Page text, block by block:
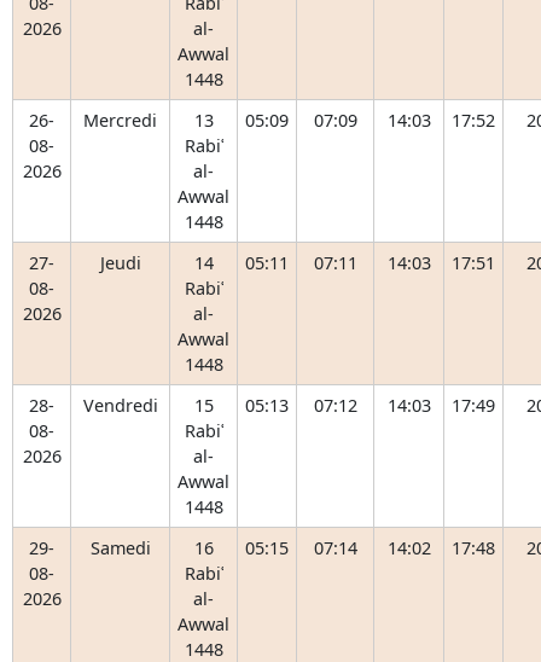
2026
al-
Awwal
1448
26-
08-
2026
Mercredi
13
Rabiʿ
al-
Awwal
1448
05:09 07:09 14:03 17:52
27-
08-
2026
Jeudi
14
Rabiʿ
al-
Awwal
1448
05:11 07:11 14:03 17:51
28-
08-
2026
Vendredi
15
Rabiʿ
al-
Awwal
1448
05:13 07:12 14:03 17:49
29-
08-
2026
Samedi
16
Rabiʿ
al-
Awwal
1448
05:15 07:14 14:02 17:48